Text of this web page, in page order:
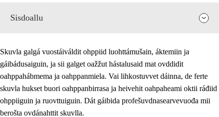
Sisdoallu
Skuvla galgá vuostáiváldit ohppiid luohttámušain, áktemiin ja
gáibádusaiguin, ja sii galget oažžut hástalusaid mat ovddidit
oahppahábmema ja oahppanmiela. Vai lihkostuvvet dáinna, de ferte
skuvla hukset buori oahppanbirrasa ja heivehit oahpaheami oktii ráđiid
ohppiiguin ja ruovttuiguin. Dát gáibida profešuvdnasearvevuođa mii
berošta ovdánahttit skuvlla.